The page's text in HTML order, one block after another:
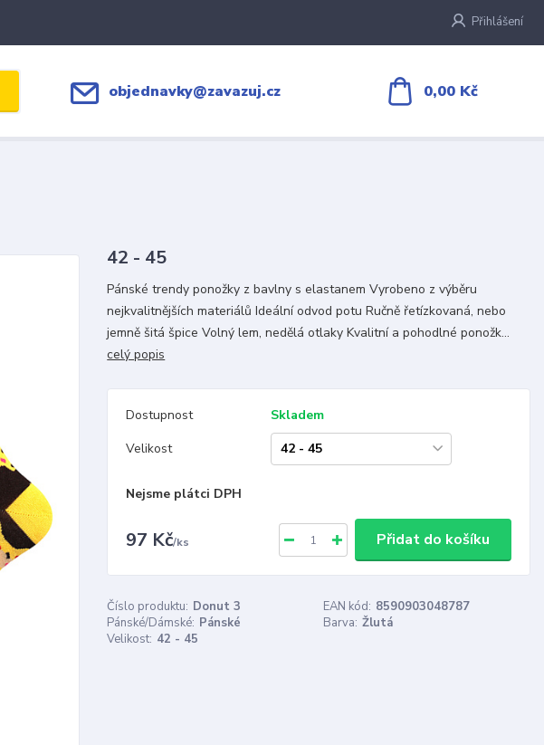
Přihlášení
objednavky@zavazuj.cz 0,00 Kč
42 - 45
Pánské trendy ponožky z bavlny s elastanem Vyrobeno z výběru
nejkvalitnějších materiálů Ideální odvod potu Ručně řetízkovaná, nebo
jemně šitá špice Volný lem, nedělá otlaky Kvalitní a pohodlné ponožk...
celý popis
Dostupnost
Skladem
Velikost
Nejsme plátci DPH
97 Kč/ks Přidat do košíku
Číslo produktu: Donut 3 EAN kód: 8590903048787
Pánské/Dámské: Pánské Barva: Žlutá
Velikost: 42 - 45